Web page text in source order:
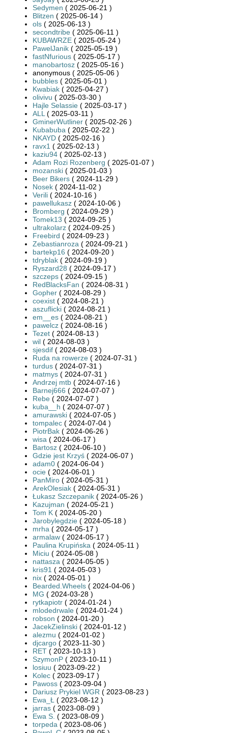
Sedymen ( 2025-06-21 )
Blitzen ( 2025-06-14 )
ols ( 2025-06-13 )
secondtribe ( 2025-06-11 )
KUBAWRZE ( 2025-05-24 )
PawelJanik ( 2025-05-19 )
fastNfurious ( 2025-05-17 )
manobartosz ( 2025-05-16 )
anonymous ( 2025-05-06 )
bubbles ( 2025-05-01 )
Kwabiak ( 2025-04-27 )
olivivu ( 2025-03-30 )
Hajle Selassie ( 2025-03-17 )
ALL ( 2025-03-11 )
GminerWutliner ( 2025-02-26 )
Kubabuba ( 2025-02-22 )
NKAYD ( 2025-02-16 )
ravx1 ( 2025-02-13 )
kaziu94 ( 2025-02-13 )
Adam Rozi Rozenberg ( 2025-01-07 )
mozanski ( 2025-01-03 )
Beer Bikers ( 2024-11-29 )
Nosek ( 2024-11-02 )
Verili ( 2024-10-16 )
pawellukasz ( 2024-10-06 )
Bromberg ( 2024-09-29 )
Tomek13 ( 2024-09-25 )
ultrakolarz ( 2024-09-25 )
Freebird ( 2024-09-23 )
Zebastianroza ( 2024-09-21 )
bartekp16 ( 2024-09-20 )
tdryblak ( 2024-09-19 )
Ryszard28 ( 2024-09-17 )
szczeps ( 2024-09-15 )
RedBlacksFan ( 2024-08-31 )
Gopher ( 2024-08-29 )
coexist ( 2024-08-21 )
aszuflicki ( 2024-08-21 )
em__es ( 2024-08-21 )
pawelcz ( 2024-08-16 )
Tezet ( 2024-08-13 )
wil ( 2024-08-03 )
sjesdif ( 2024-08-03 )
Ruda na rowerze ( 2024-07-31 )
turdus ( 2024-07-31 )
matmys ( 2024-07-31 )
Andrzej mtb ( 2024-07-16 )
Barnej666 ( 2024-07-07 )
Rebe ( 2024-07-07 )
kuba__h ( 2024-07-07 )
amurawski ( 2024-07-05 )
tompalec ( 2024-07-04 )
PiotrBak ( 2024-06-26 )
wisa ( 2024-06-17 )
Bartosz ( 2024-06-10 )
Gdzie jest Krzyś ( 2024-06-07 )
adam0 ( 2024-06-04 )
ocie ( 2024-06-01 )
PanMiro ( 2024-05-31 )
ArekOlesiak ( 2024-05-31 )
Łukasz Szczepanik ( 2024-05-26 )
Kazujman ( 2024-05-21 )
Tom K ( 2024-05-20 )
Jarobylegdzie ( 2024-05-18 )
mrha ( 2024-05-17 )
armalaw ( 2024-05-17 )
Paulina Krupińska ( 2024-05-11 )
Miciu ( 2024-05-08 )
nattasza ( 2024-05-05 )
kris91 ( 2024-05-03 )
nix ( 2024-05-01 )
Bearded.Wheels ( 2024-04-06 )
MG ( 2024-03-28 )
rytkapiotr ( 2024-01-24 )
mlodedrwale ( 2024-01-24 )
robson ( 2024-01-20 )
JacekZielinski ( 2024-01-12 )
alezmu ( 2024-01-02 )
djcargo ( 2023-11-30 )
RET ( 2023-10-13 )
SzymonP ( 2023-10-11 )
losiuu ( 2023-09-22 )
Kolec ( 2023-09-17 )
Pawoss ( 2023-09-04 )
Dariusz Prykiel WGR ( 2023-08-23 )
Ewa_Ł ( 2023-08-12 )
jarras ( 2023-08-09 )
Ewa S. ( 2023-08-09 )
torpeda ( 2023-08-06 )